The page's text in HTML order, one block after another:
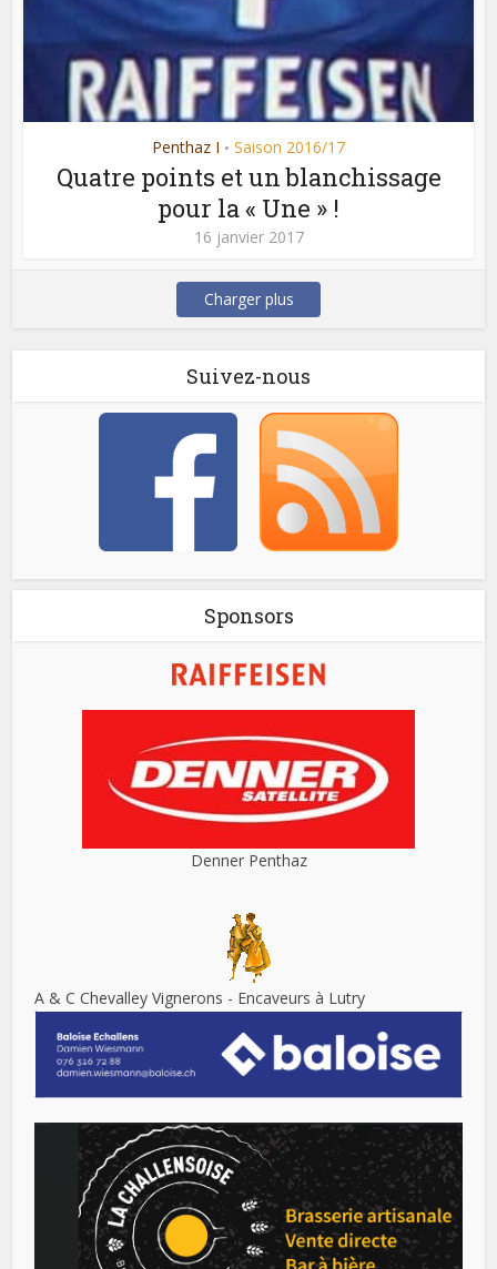
Penthaz I • Saison 2016/17
Quatre points et un blanchissage
pour la « Une » !
16 janvier 2017
Charger plus
Suivez-nous
Sponsors
Denner Penthaz
A & C Chevalley Vignerons - Encaveurs à Lutry